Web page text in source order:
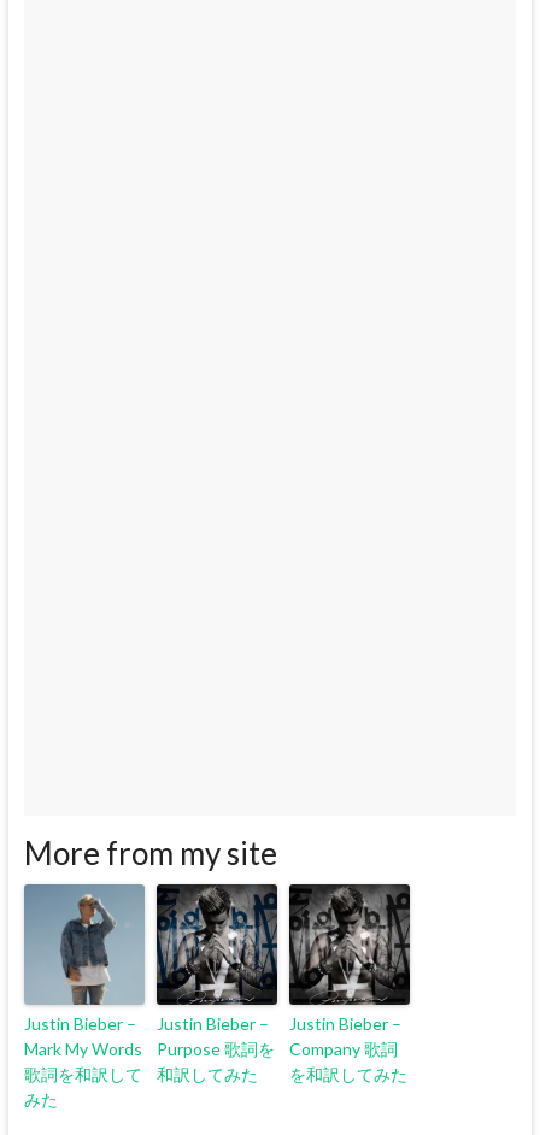
More from my site
Justin Bieber –
Mark My Words
歌詞を和訳して
みた
Justin Bieber –
Purpose 歌詞を
和訳してみた
Justin Bieber –
Company 歌詞
を和訳してみた